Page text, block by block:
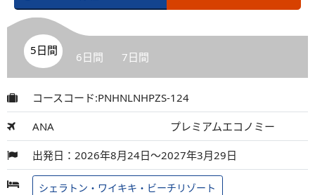
5日間 6日間 7日間
コースコード:PNHNLNHPZS-124
ANA プレミアムエコノミー
出発日：2026年8月24日～2027年3月29日
シェラトン・ワイキキ・ビーチリゾート